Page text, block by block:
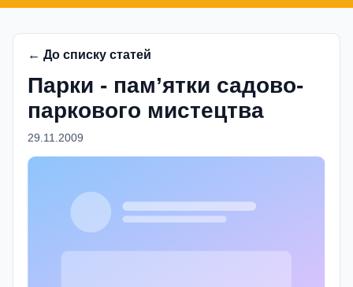
← До списку статей
Парки - пам’ятки садово-
паркового мистецтва
29.11.2009